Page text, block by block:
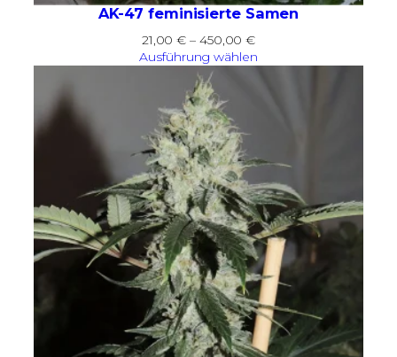
AK-47 feminisierte Samen
21,00€ – 450,00€Preisspanne:
21,00 €
Ausführung wählen